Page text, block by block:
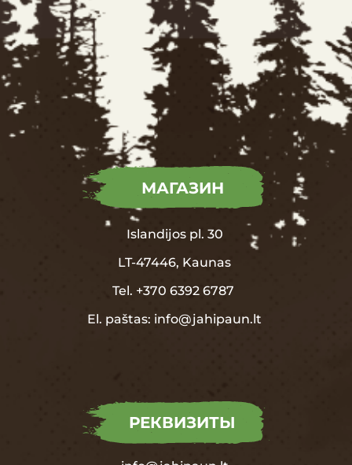
МАГАЗИН
Islandijos pl. 30
LT-47446, Kaunas
Tel. +370 6392 6787
El. paštas: info@jahipaun.lt
РЕКВИЗИТЫ